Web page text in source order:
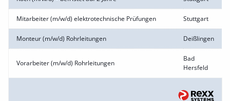
Mitarbeiter (m/w/d) elektrotechnische Prüfungen Stuttgart
Monteur (m/w/d) Rohrleitungen Deißlingen
Vorarbeiter (m/w/d) Rohrleitungen
Bad
Hersfeld